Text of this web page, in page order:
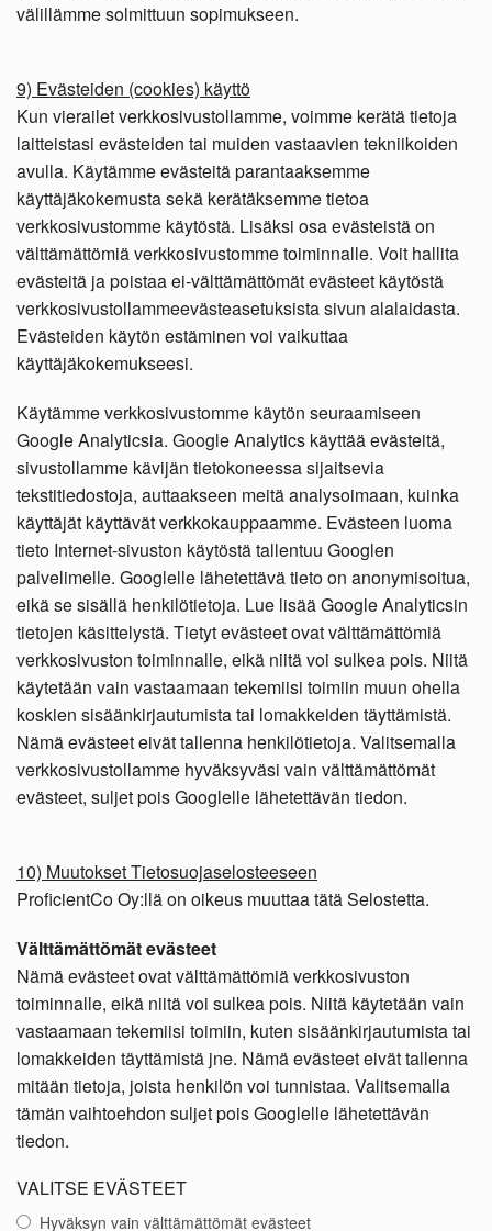
välillämme solmittuun sopimukseen.
9) Evästeiden (cookies) käyttö
Kun vierailet verkkosivustollamme, voimme kerätä tietoja
laitteistasi evästeiden tai muiden vastaavien tekniikoiden
avulla. Käytämme evästeitä parantaaksemme
käyttäjäkokemusta sekä kerätäksemme tietoa
verkkosivustomme käytöstä. Lisäksi osa evästeistä on
välttämättömiä verkkosivustomme toiminnalle. Voit hallita
evästeitä ja poistaa ei-välttämättömät evästeet käytöstä
verkkosivustollammeevästeasetuksista sivun alalaidasta.
Evästeiden käytön estäminen voi vaikuttaa
käyttäjäkokemukseesi.
Käytämme verkkosivustomme käytön seuraamiseen
Google Analyticsia. Google Analytics käyttää evästeitä,
sivustollamme kävijän tietokoneessa sijaitsevia
tekstitiedostoja, auttaakseen meitä analysoimaan, kuinka
käyttäjät käyttävät verkkokauppaamme. Evästeen luoma
tieto Internet-sivuston käytöstä tallentuu Googlen
palvelimelle. Googlelle lähetettävä tieto on anonymisoitua,
eikä se sisällä henkilötietoja. Lue lisää Google Analyticsin
tietojen käsittelystä. Tietyt evästeet ovat välttämättömiä
verkkosivuston toiminnalle, eikä niitä voi sulkea pois. Niitä
käytetään vain vastaamaan tekemiisi toimiin muun ohella
koskien sisäänkirjautumista tai lomakkeiden täyttämistä.
Nämä evästeet eivät tallenna henkilötietoja. Valitsemalla
verkkosivustollamme hyväksyväsi vain välttämättömät
evästeet, suljet pois Googlelle lähetettävän tiedon.
10) Muutokset Tietosuojaselosteeseen
ProficientCo Oy:llä on oikeus muuttaa tätä Selostetta.
Välttämättömät evästeet
Nämä evästeet ovat välttämättömiä verkkosivuston
toiminnalle, eikä niitä voi sulkea pois. Niitä käytetään vain
vastaamaan tekemiisi toimiin, kuten sisäänkirjautumista tai
lomakkeiden täyttämistä jne. Nämä evästeet eivät tallenna
mitään tietoja, joista henkilön voi tunnistaa. Valitsemalla
tämän vaihtoehdon suljet pois Googlelle lähetettävän
tiedon.
VALITSE EVÄSTEET
Hyväksyn vain välttämättömät evästeet